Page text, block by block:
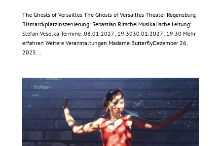
The Ghosts of Versailles The Ghosts of Versailles Theater Regensburg,
BismarckplatzInszenierung: Sebastian RitschelMusikalische Leitung:
Stefan Veselka Termine: 08.01.2027; 19:3030.01.2027; 19:30 Mehr
erfahren Weitere Veranstaltungen Madame ButterflyDezember 26,
2025...